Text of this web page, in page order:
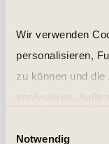
Wir verwenden
personalisieren,
zu können und
soziale Medien,
Notwendig